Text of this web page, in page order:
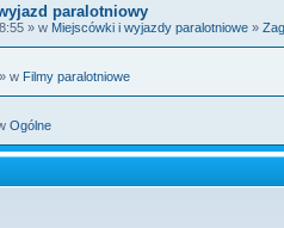
paralotniowy
» w Miejscówki i wyjazdy paralotniowe »
w Filmy paralotniowe
Ogólne